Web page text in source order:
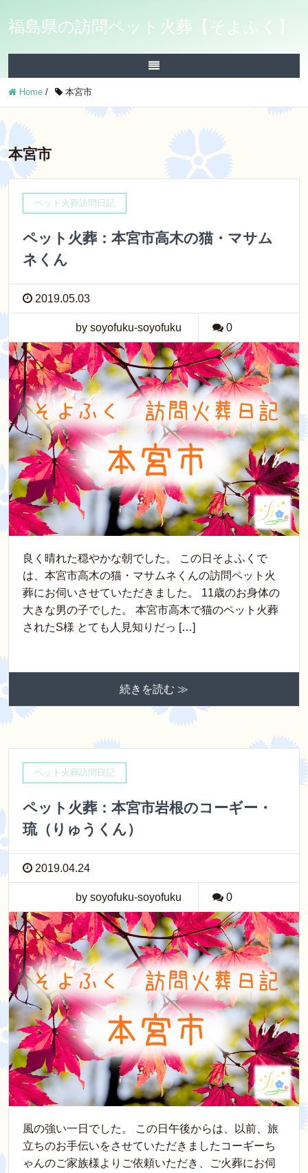
福島県の訪問ペット火葬【そよふく】
Home / 本宮市
本宮市
ペット火葬訪問日記
ペット火葬：本宮市高木の猫・マサム
ネくん
2019.05.03
by soyofuku-soyofuku 0
良く晴れた穏やかな朝でした。 この日そよふくで
は、本宮市高木の猫・マサムネくんの訪問ペット火
葬にお伺いさせていただきました。 11歳のお身体の
大きな男の子でした。 本宮市高木で猫のペット火葬
されたS様 とても人見知りだっ […]
続きを読む ≫
ペット火葬訪問日記
ペット火葬：本宮市岩根のコーギー・
琉（りゅうくん）
2019.04.24
by soyofuku-soyofuku 0
風の強い一日でした。 この日午後からは、以前、旅
立ちのお手伝いをさせていただきましたコーギーち
ゃんのご家族様よりご依頼いただき、ご火葬にお伺